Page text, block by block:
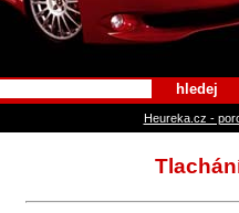
hledej
Heureka.cz -